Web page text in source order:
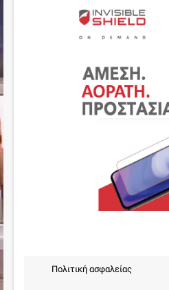
Πολιτική ασφαλείας